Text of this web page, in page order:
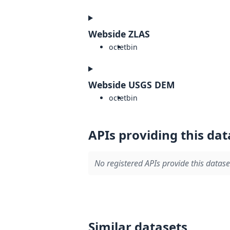
Webside ZLAS
octetbin
Webside USGS DEM
octetbin
APIs providing this
No registered APIs provide this
Similar datasets